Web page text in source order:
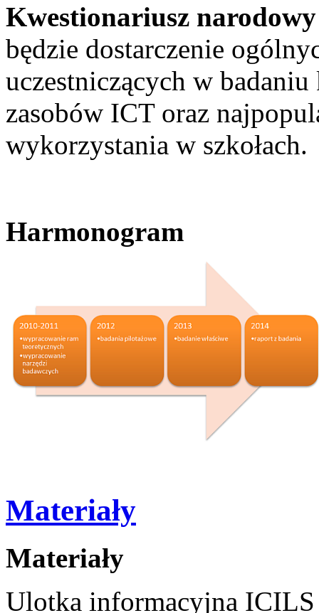
Kwestionariusz narodowy
będzie dostarczenie
uczestniczących w
zasobów ICT oraz
wykorzystania w szkołach.
Harmonogram
Materiały
Materiały
Ulotka informacyjna